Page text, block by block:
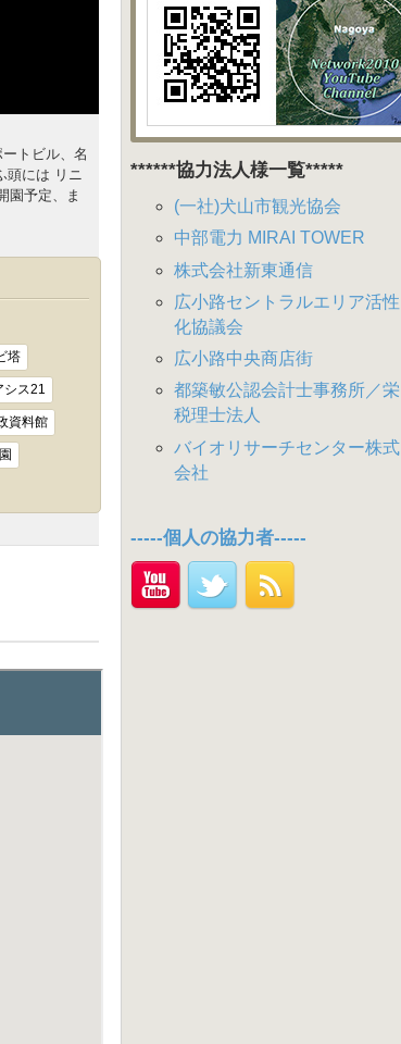
トビル、名
頭には リニ
園予定、ま
塔
シス21
資料館
******協力法人様一覧*****
(一社)犬山市観光協会
中部電力 MIRAI TOWER
株式会社新東通信
広小路セントラルエリア活性
化協議会
広小路中央商店街
都築敏公認会計士事務所／栄
税理士法人
バイオリサーチセンター株式
会社
-----個人の協力者-----